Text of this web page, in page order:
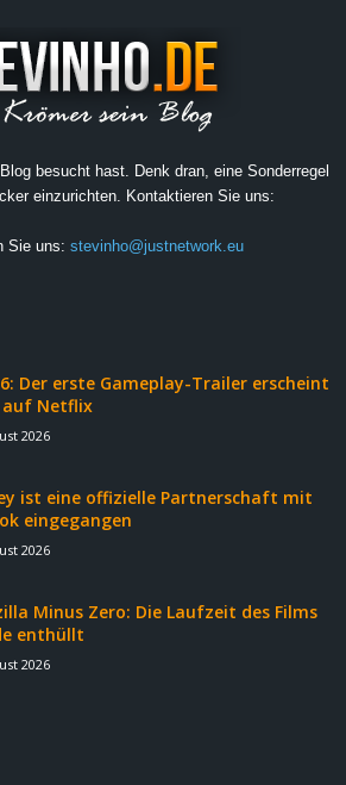
besucht hast. Denk dran, eine Sonderregel
einzurichten. Kontaktieren Sie uns:
Sie uns: stevinho@justnetwork.eu
6: Der erste Gameplay-Trailer erscheint
auf Netflix
2026
ist eine offizielle Partnerschaft mit
eingegangen
2026
Minus Zero: Die Laufzeit des Films
enthüllt
2026